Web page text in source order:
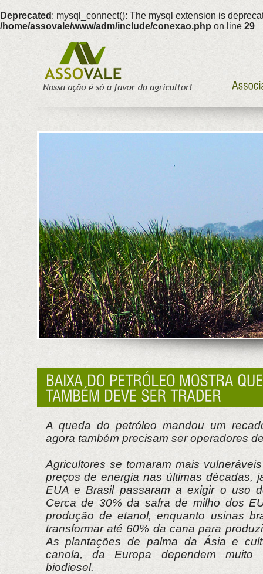
Deprecated : mysql_connect(): The mysql extension is
/home/assovale/www/adm/include/conexao.php on line 29
A queda do petróleo mandou um
agora também precisam ser operadores
Agricultores se tornaram mais
preços de energia nas últimas décadas,
EUA e Brasil passaram a exigir o uso
Cerca de 30% da safra de milho dos
produção de etanol, enquanto usinas
transformar até 60% da cana para
As plantações de palma da Ásia e
canola, da Europa dependem muito
biodiesel.